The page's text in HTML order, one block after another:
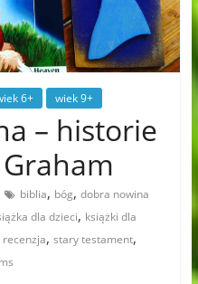
6+ wiek 9+
– historie
biblia, bóg, dobra nowina
dla dzieci, książki dla
recenzja, stary testament,